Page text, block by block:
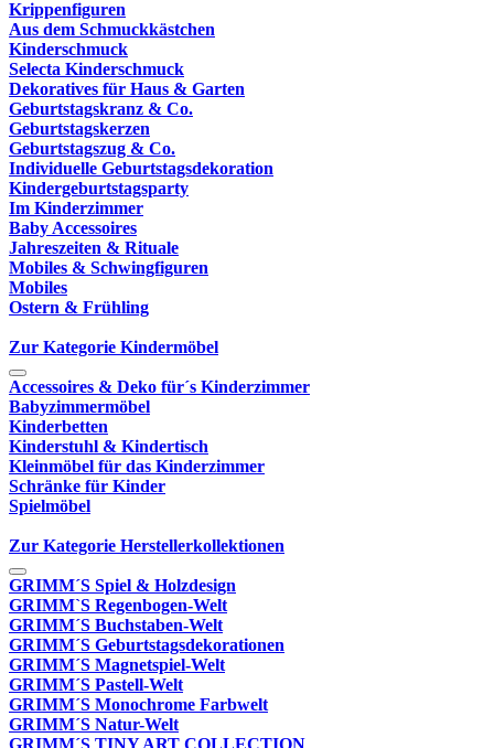
Krippenfiguren
Aus dem Schmuckkästchen
Kinderschmuck
Selecta Kinderschmuck
Dekoratives für Haus & Garten
Geburtstagskranz & Co.
Geburtstagskerzen
Geburtstagszug & Co.
Individuelle Geburtstagsdekoration
Kindergeburtstagsparty
Im Kinderzimmer
Baby Accessoires
Jahreszeiten & Rituale
Mobiles & Schwingfiguren
Mobiles
Ostern & Frühling
Zur Kategorie Kindermöbel
Accessoires & Deko für´s Kinderzimmer
Babyzimmermöbel
Kinderbetten
Kinderstuhl & Kindertisch
Kleinmöbel für das Kinderzimmer
Schränke für Kinder
Spielmöbel
Zur Kategorie Herstellerkollektionen
GRIMM´S Spiel & Holzdesign
GRIMM`S Regenbogen-Welt
GRIMM´S Buchstaben-Welt
GRIMM´S Geburtstagsdekorationen
GRIMM´S Magnetspiel-Welt
GRIMM´S Pastell-Welt
GRIMM´S Monochrome Farbwelt
GRIMM´S Natur-Welt
GRIMM´S TINY ART COLLECTION